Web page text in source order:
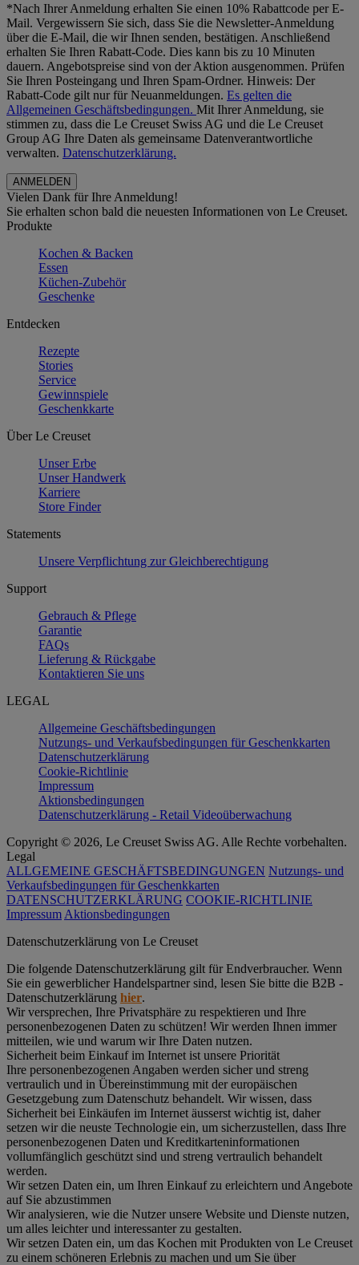
*Nach Ihrer Anmeldung erhalten Sie einen 10% Rabattcode per E-
Mail. Vergewissern Sie sich, dass Sie die Newsletter-Anmeldung
über die E-Mail, die wir Ihnen senden, bestätigen. Anschließend
erhalten Sie Ihren Rabatt-Code. Dies kann bis zu 10 Minuten
dauern. Angebotspreise sind von der Aktion ausgenommen. Prüfen
Sie Ihren Posteingang und Ihren Spam-Ordner. Hinweis: Der
Rabatt-Code gilt nur für Neuanmeldungen. Es gelten die
Allgemeinen Geschäftsbedingungen. Mit Ihrer Anmeldung, sie
stimmen zu, dass die Le Creuset Swiss AG und die Le Creuset
Group AG Ihre Daten als gemeinsame Datenverantwortliche
verwalten. Datenschutzerklärung.
Vielen Dank für Ihre Anmeldung!
Sie erhalten schon bald die neuesten Informationen von Le Creuset.
Produkte
Kochen & Backen
Essen
Küchen-Zubehör
Geschenke
Entdecken
Rezepte
Stories
Service
Gewinnspiele
Geschenkkarte
Über Le Creuset
Unser Erbe
Unser Handwerk
Karriere
Store Finder
Statements
Unsere Verpflichtung zur Gleichberechtigung
Support
Gebrauch & Pflege
Garantie
FAQs
Lieferung & Rückgabe
Kontaktieren Sie uns
LEGAL
Allgemeine Geschäftsbedingungen
Nutzungs- und Verkaufsbedingungen für Geschenkkarten
Datenschutzerklärung
Cookie-Richtlinie
Impressum
Aktionsbedingungen
Datenschutzerklärung - Retail Videoüberwachung
Copyright © 2026, Le Creuset Swiss AG. Alle Rechte vorbehalten.
Legal
ALLGEMEINE GESCHÄFTSBEDINGUNGEN Nutzungs- und
Verkaufsbedingungen für Geschenkkarten
DATENSCHUTZERKLÄRUNG COOKIE-RICHTLINIE
Impressum Aktionsbedingungen
Datenschutz­erklärung von Le Creuset
Die folgende Datenschutzerklärung gilt für Endverbraucher. Wenn
Sie ein gewerblicher Handelspartner sind, lesen Sie bitte die B2B -
Datenschutzerklärung hier.
Wir versprechen, Ihre Privatsphäre zu respektieren und Ihre
personenbezogenen Daten zu schützen! Wir werden Ihnen immer
mitteilen, wie und warum wir Ihre Daten nutzen.
Sicherheit beim Einkauf im Internet ist unsere Priorität
Ihre personenbezogenen Angaben werden sicher und streng
vertraulich und in Übereinstimmung mit der europäischen
Gesetzgebung zum Datenschutz behandelt. Wir wissen, dass
Sicherheit bei Einkäufen im Internet äusserst wichtig ist, daher
setzen wir die neuste Technologie ein, um sicherzustellen, dass Ihre
personenbezogenen Daten und Kreditkarteninformationen
vollumfänglich geschützt sind und streng vertraulich behandelt
werden.
Wir setzen Daten ein, um Ihren Einkauf zu erleichtern und Angebote
auf Sie abzustimmen
Wir analysieren, wie die Nutzer unsere Website und Dienste nutzen,
um alles leichter und interessanter zu gestalten.
Wir setzen Daten ein, um das Kochen mit Produkten von Le Creuset
zu einem schöneren Erlebnis zu machen und um Sie über